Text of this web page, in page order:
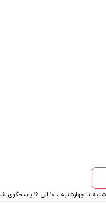
شنبه تا چهارشنبه ، ۱۰ الی ۱۶ پاسخگوی شما هستیم